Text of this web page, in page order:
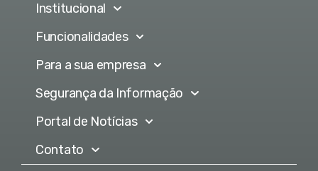
Institucional
Funcionalidades
Para a sua empresa
Segurança da Informação
Portal de Notícias
Contato